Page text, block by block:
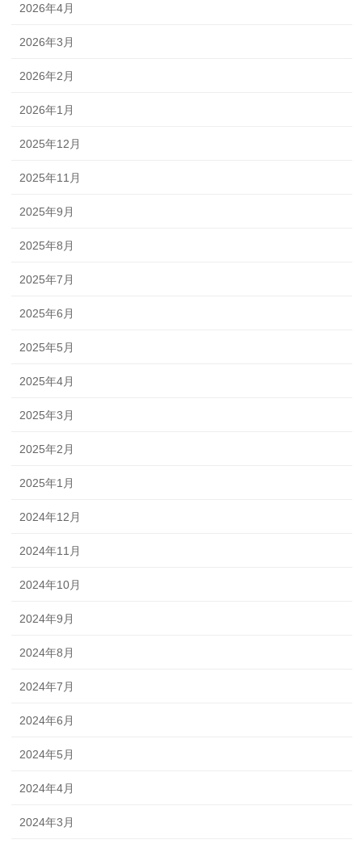
2026年4月
2026年3月
2026年2月
2026年1月
2025年12月
2025年11月
2025年9月
2025年8月
2025年7月
2025年6月
2025年5月
2025年4月
2025年3月
2025年2月
2025年1月
2024年12月
2024年11月
2024年10月
2024年9月
2024年8月
2024年7月
2024年6月
2024年5月
2024年4月
2024年3月